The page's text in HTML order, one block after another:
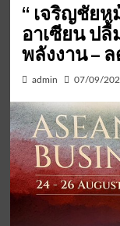
“ เจริญชัย
อาเซียน ป
พลังงาน –
admin 07/09/